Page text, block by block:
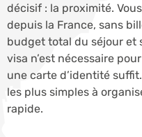
décisif : la proximité.
depuis la France, sans
budget total du séjour et
visa n’est nécessaire
une carte d’identité
les plus simples à
rapide.